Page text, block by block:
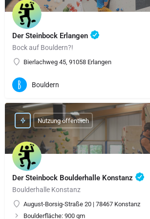
Der Steinbock Erlangen
Bock auf Bouldern?!
Bierlachweg 45, 91058 Erlangen
Bouldern
Der Steinbock Boulderhalle Konstanz
Boulderhalle Konstanz
August-Borsig-Straße 20 | 78467 Konstanz
Boulderfläche: 900 qm
Nutzung öffentlich